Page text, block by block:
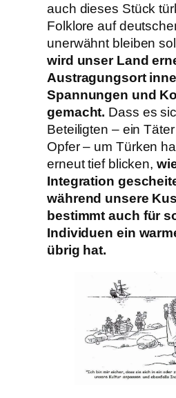
auch dieses Stück
Folklore auf
unerwähnt bleiben
wird unser Land
Austragungsort
Spannungen und
gemacht. Dass es
Beteiligten – ein
Opfer – um Türken
erneut tief blicken,
Integration
während unsere
bestimmt auch für
Individuen ein
übrig hat.